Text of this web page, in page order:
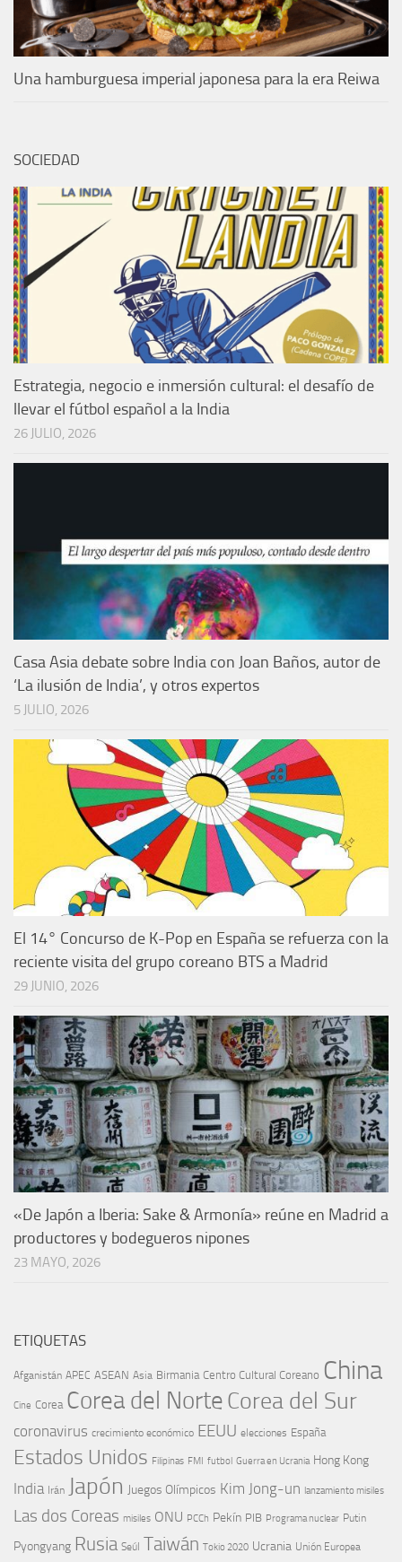
Una hamburguesa imperial japonesa para la era Reiwa
SOCIEDAD
Estrategia, negocio e inmersión cultural: el desafío de
llevar el fútbol español a la India
26 JULIO, 2026
Casa Asia debate sobre India con Joan Baños, autor de
‘La ilusión de India’, y otros expertos
5 JULIO, 2026
El 14° Concurso de K-Pop en España se refuerza con la
reciente visita del grupo coreano BTS a Madrid
29 JUNIO, 2026
«De Japón a Iberia: Sake & Armonía» reúne en Madrid a
productores y bodegueros nipones
23 MAYO, 2026
ETIQUETAS
Afganistán APEC ASEAN Asia Birmania Centro Cultural Coreano China
Cine Corea Corea del NorteCorea del Sur
coronavirus crecimiento económico EEUU elecciones España
Estados Unidos Filipinas FMI futbol Guerra en Ucrania Hong Kong
India Irán Japón Juegos Olímpicos Kim Jong-un lanzamiento misiles
Las dos Coreas misiles ONU PCCh Pekín PIB Programa nuclear Putin
Pyongyang Rusia Seúl Taiwán Tokio 2020 Ucrania Unión Europea